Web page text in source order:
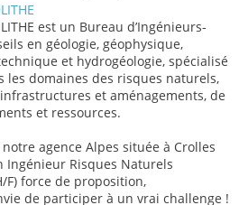
est un Bureau d’Ingénieurs-
en géologie, géophysique,
et hydrogéologie, spécialisé
les domaines des risques naturels,
et aménagements, de
et ressources.
agence Alpes située à Crolles
Ingénieur Risques Naturels
F) force de proposition,
de participer à un vrai challenge !